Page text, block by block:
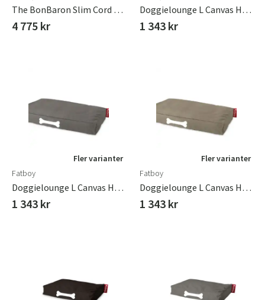
The BonBaron Slim Cord Beige
4 775 kr
Doggielounge L Canvas Hundbädd Recycled Black Licorice
1 343 kr
Fler varianter
Fatboy
Doggielounge L Canvas Hundbädd Recycled Charcoal Grey
1 343 kr
Fler varianter
Fatboy
Doggielounge L Canvas Hundbädd Recycled Taupe Grey
1 343 kr